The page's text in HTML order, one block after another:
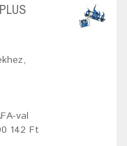
val
142 Ft